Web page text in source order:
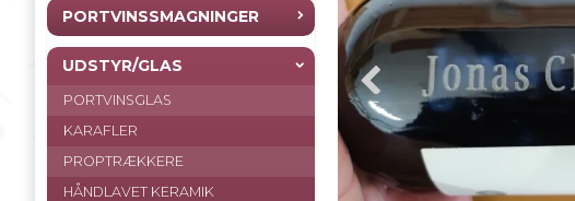
PORTVINSSMAGNINGER
UDSTYR/GLAS
PORTVINSGLAS
KARAFLER
PROPTRÆKKERE
HÅNDLAVET KERAMIK